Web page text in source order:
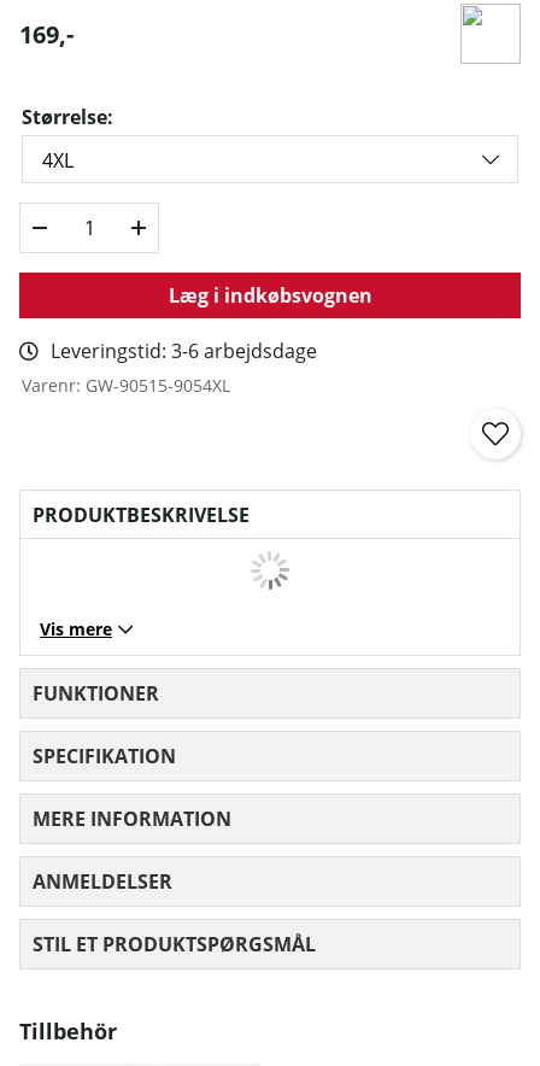
169,-
Størrelse:
Læg i indkøbsvognen
Leveringstid: 3-6 arbejdsdage
Varenr: GW-90515-9054XL
PRODUKTBESKRIVELSE
Vis mere
FUNKTIONER
SPECIFIKATION
MERE INFORMATION
ANMELDELSER
STIL ET PRODUKTSPØRGSMÅL
Tillbehör